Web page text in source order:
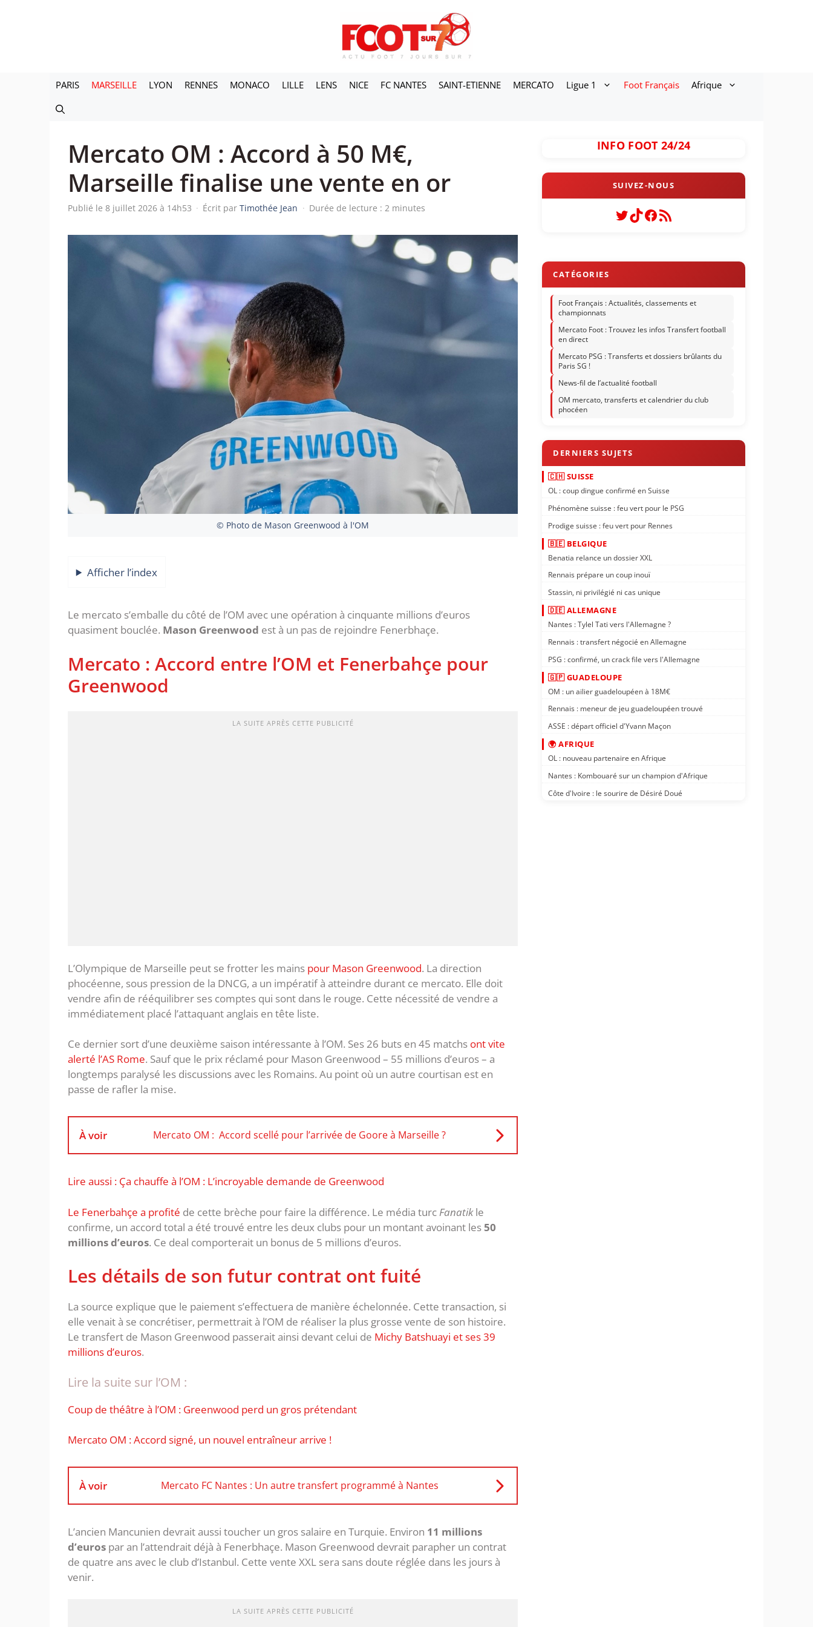
PARIS MARSEILLE LYON RENNES MONACO LILLE LENS NICE FC NANTES SAINT-ETIENNE MERCATO Ligue 1 Foot Français Afrique
Mercato OM : Accord à 50 M€,
Marseille finalise une vente en or
Publié le 8 juillet 2026 à 14h53 · Écrit parTimothée Jean · Durée de lecture : 2 minutes
© Photo de Mason Greenwood à l'OM
Afficher l’index
Le mercato s’emballe du côté de l’OM avec une opération à cinquante millions d’euros
quasiment bouclée. Mason Greenwood est à un pas de rejoindre Fenerbhaçe.
Mercato : Accord entre l’OM et Fenerbahçe pour
Greenwood
LA SUITE APRÈS CETTE PUBLICITÉ
L’Olympique de Marseille peut se frotter les mains pour Mason Greenwood. La direction
phocéenne, sous pression de la DNCG, a un impératif à atteindre durant ce mercato. Elle doit
vendre afin de rééquilibrer ses comptes qui sont dans le rouge. Cette nécessité de vendre a
immédiatement placé l’attaquant anglais en tête liste.
Ce dernier sort d’une deuxième saison intéressante à l’OM. Ses 26 buts en 45 matchs ont vite
alerté l’AS Rome. Sauf que le prix réclamé pour Mason Greenwood – 55 millions d’euros – a
longtemps paralysé les discussions avec les Romains. Au point où un autre courtisan est en
passe de rafler la mise.
À voir Mercato OM : Accord scellé pour l’arrivée de Goore à Marseille ?
Lire aussi : Ça chauffe à l’OM : L’incroyable demande de Greenwood
Le Fenerbahçe a profité de cette brèche pour faire la différence. Le média turc Fanatikle
confirme, un accord total a été trouvé entre les deux clubs pour un montant avoinant les 50
millions d’euros. Ce deal comporterait un bonus de 5 millions d’euros.
Les détails de son futur contrat ont fuité
La source explique que le paiement s’effectuera de manière échelonnée. Cette transaction, si
elle venait à se concrétiser, permettrait à l’OM de réaliser la plus grosse vente de son histoire.
Le transfert de Mason Greenwood passerait ainsi devant celui de Michy Batshuayi et ses 39
millions d’euros.
Lire la suite sur l’OM :
Coup de théâtre à l’OM : Greenwood perd un gros prétendant
Mercato OM : Accord signé, un nouvel entraîneur arrive !
À voir Mercato FC Nantes : Un autre transfert programmé à Nantes
L’ancien Mancunien devrait aussi toucher un gros salaire en Turquie. Environ 11 millions
d’euros par an l’attendrait déjà à Fenerbhaçe. Mason Greenwood devrait parapher un contrat
de quatre ans avec le club d’Istanbul. Cette vente XXL sera sans doute réglée dans les jours à
venir.
LA SUITE APRÈS CETTE PUBLICITÉ
INFO FOOT 24/24
Twitter
TikTok
Facebook
Flux RSS
Foot Français : Actualités, classements et
championnats
Mercato Foot : Trouvez les infos Transfert football
en direct
Mercato PSG : Transferts et dossiers brûlants du
Paris SG !
News-fil de l’actualité football
OM mercato, transferts et calendrier du club
phocéen
🇨🇭 SUISSE
OL : coup dingue confirmé en Suisse
Phénomène suisse : feu vert pour le PSG
Prodige suisse : feu vert pour Rennes
🇧🇪 BELGIQUE
Benatia relance un dossier XXL
Rennais prépare un coup inouï
Stassin, ni privilégié ni cas unique
🇩🇪 ALLEMAGNE
Nantes : Tylel Tati vers l'Allemagne ?
Rennais : transfert négocié en Allemagne
PSG : confirmé, un crack file vers l'Allemagne
🇬🇵 GUADELOUPE
OM : un ailier guadeloupéen à 18M€
Rennais : meneur de jeu guadeloupéen trouvé
ASSE : départ officiel d'Yvann Maçon
🌍 AFRIQUE
OL : nouveau partenaire en Afrique
Nantes : Kombouaré sur un champion d'Afrique
Côte d'Ivoire : le sourire de Désiré Doué